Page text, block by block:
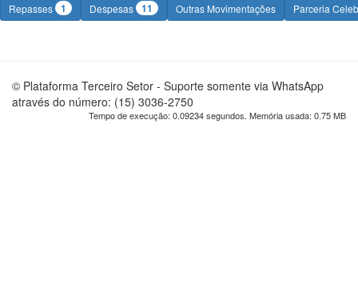
Repasses 1 Despesas 11 Outras Movimentações Parceria
© Plataforma Terceiro Setor - Suporte somente via WhatsApp
através do número: (15) 3036-2750
Tempo de execução: 0.09234 segundos. Memória usada: 0.75 MB